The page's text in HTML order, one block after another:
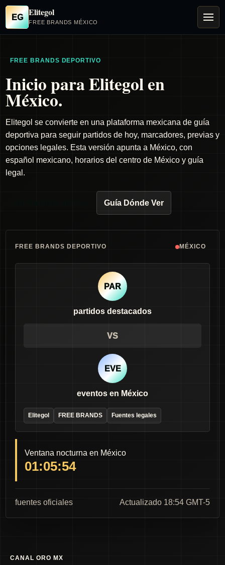
EG Elitegol
FREE BRANDS MÉXICO
FREE BRANDS DEPORTIVO
Inicio para Elitegol en
México.
Elitegol se convierte en una plataforma mexicana de guía
deportiva para seguir partidos de hoy, marcadores, previas y
opciones legales. Esta versión apunta a México, con
español mexicano, horarios del centro de México y guía
legal.
Guía Dónde Ver
FREE BRANDS DEPORTIVO MÉXICO
PAR
partidos destacados
VS
EVE
eventos en México
Elitegol FREE BRANDS Fuentes legales
Ventana nocturna en México
01:05:53
fuentes oficiales Actualizado 18:54 GMT-5
CANAL ORO MX